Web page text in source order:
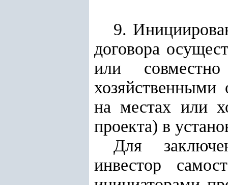
9.
договора
или
хозяйственными
на местах или
проекта) в
Для
инвестор